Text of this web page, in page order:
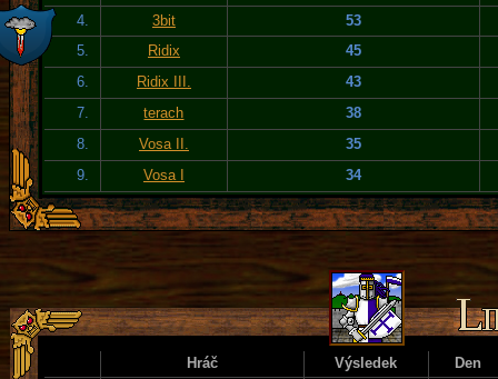
4.
3bit
53
5.
Ridix
45
6.
Ridix III.
43
7.
terach
38
8.
Vosa II.
35
9.
Vosa I 34
Hráč Výsledek
Den